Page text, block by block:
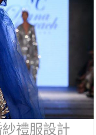
禮服設計